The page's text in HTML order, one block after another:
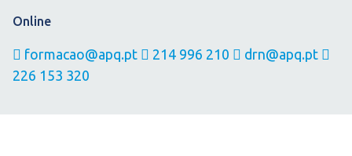
Online
formacao@apq.pt 214 996 210
drn@apq.pt
226 153 320